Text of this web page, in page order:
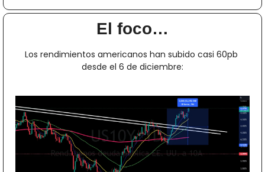
El foco…
Los rendimientos americanos han subido casi 60pb
desde el 6 de diciembre: